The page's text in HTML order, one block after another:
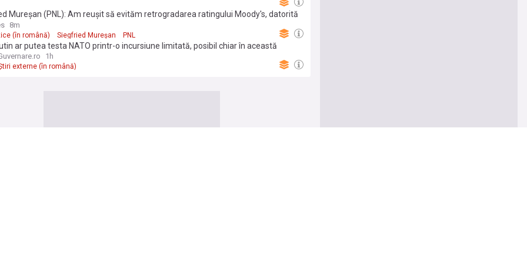
Mureșan (PNL): Am reușit să evităm retrogradarea ratingului Moody's, datorită
responsabile luate de Guvern
8m
(în română) Siegfried Mureșan PNL
ar putea testa NATO printr-o incursiune limitată, posibil chiar în această
conform serviciilor americane de informații
1h
externe (în română)